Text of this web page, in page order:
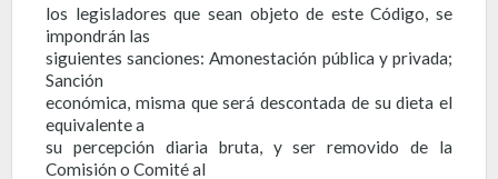
los legisladores que sean objeto de este Código, se
impondrán las
siguientes sanciones: Amonestación pública y privada;
Sanción
económica, misma que será descontada de su dieta el
equivalente a
su percepción diaria bruta, y ser removido de la
Comisión o Comité al